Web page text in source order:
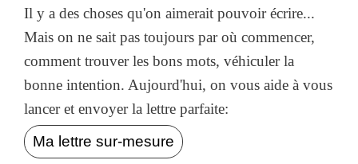
Il y a des choses qu'on aimerait pouvoir écrire...
Mais on ne sait pas toujours par où commencer,
comment trouver les bons mots, véhiculer la
bonne intention. Aujourd'hui, on vous aide à vous
lancer et envoyer la lettre parfaite:
Ma lettre sur-mesure